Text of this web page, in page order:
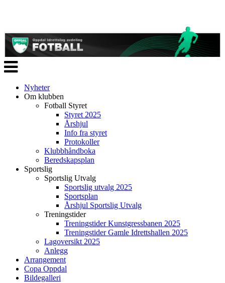
Veksle
navigasjon
Nyheter
Om klubben
Fotball Styret
Styret 2025
Årshjul
Info fra styret
Protokoller
Klubbhåndboka
Beredskapsplan
Sportslig
Sportslig Utvalg
Sportslig utvalg 2025
Sportsplan
Årshjul Sportslig Utvalg
Treningstider
Treningstider Kunstgressbanen 2025
Treningstider Gamle Idrettshallen 2025
Lagoversikt 2025
Anlegg
Arrangement
Copa Oppdal
Bildegalleri